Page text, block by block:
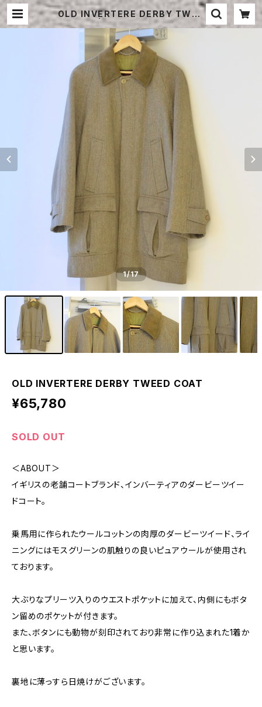
OLD INVERTERE DERBY TWEE
D COAT | STRAYSHEEP ONLIN
E
1/17
OLD INVERTERE DERBY TWEED COAT
¥65,780
SOLD OUT
＜ABOUT＞
イギリスの老舗コートブランド、インバーティアのダービーツイー
ドコート。
乗馬用に作られたウールコットンの肉厚のダービーツイード、ライ
ニングにはモスグリーンの肌触りの良いピュアウールが使用され
ております。
大ぶりなプリーツ入りのウエストポケットに加えて、内側にもボタ
ン留めのポケットが付きます。
また、ボタンにも動物が刻印されており非常に作り込まれた1着か
と思います。
裏地に薄っすら日焼けがございます。